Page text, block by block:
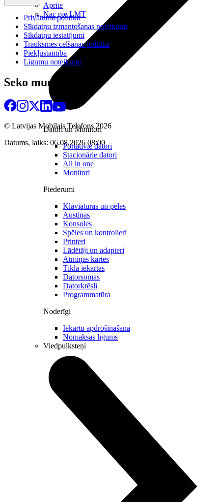
Aprite
Nāc pie LMT
Datori un Monitori
Portatīvie datori
Stacionārie datori
All in one
Monitori
Piederumi
Klaviatūras un peles
Austiņas
Konsoles
Spēles un kontrolieri
Printeri
Lādētāji un adapteri
Atmiņas kartes
Tīkla iekārtas
Datorsomas
Datorkrēsli
Programmatūra
Noderīgi
Iekārtu apdrošināšana
Nomaksas līgums
Viedpulksteņi
Privātuma politika
Sīkdatņu izmantošanas noteikumi
Sīkdatņu iestatījumi
Trauksmes celšanas politika
Piekļūstamība
Līgumu noteikumi
Seko mums
© Latvijas Mobilais Telefons 2026
Datums, laiks: 06.08.2026 08:00